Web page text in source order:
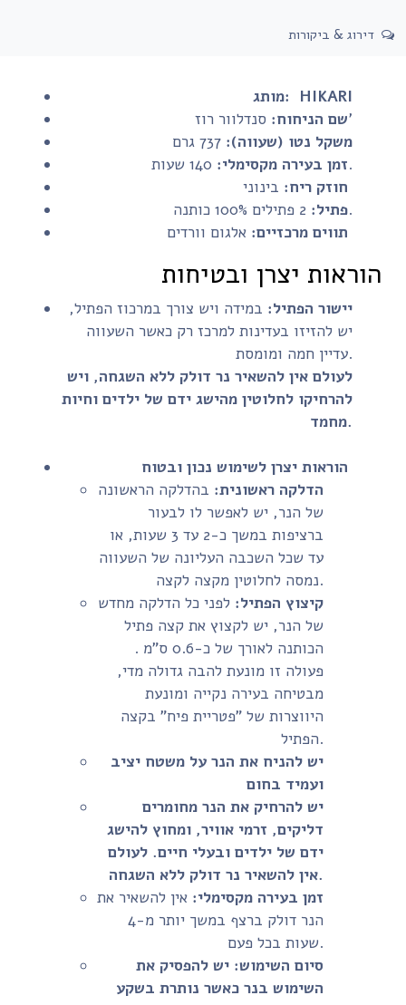
דירוג & ביקורות
מותג: HIKARI
שם הניחוח:
משקל נטו (שעווה):737 גרם
זמן בעירה מקסימלי:
חוזק ריח:
פתיל:
תווים מרכזיים:
הוראות יצרן ובטיחות
יישור הפתיל:במידה ויש צורך במרכוז הפתיל,
יש להזיזו בעדינות למרכז רק כאשר השעווה
לעולם אין להשאיר נר דולק ללא השגחה, ויש
להרחיקו לחלוטין מהישג ידם של ילדים וחיות
הוראות יצרן לשימוש נכון ובטוח
הדלקה ראשונית:בהדלקה הראשונה
של הנר, יש לאפשר לו לבעור
ברציפות במשך כ-2 עד 3 שעות, או
עד שכל השכבה העליונה של השעווה
קיצוץ הפתיל:לפני כל הדלקה מחדש
של הנר, יש לקצוץ את קצה פתיל
הכותנה לאורך של כ-0.6 ס"מ .
פעולה זו מונעת להבה גדולה מדי,
מבטיחה בעירה נקייה ומונעת
היווצרות של "פטריית פיח" בקצה
יש להניח את הנר על משטח יציב
ועמיד בחום
יש להרחיק את הנר מחומרים
דליקים, זרמי אוויר, ומחוץ להישג
ידם של ילדים ובעלי חיים. לעולם
זמן בעירה מקסימלי:אין להשאיר את
הנר דולק ברצף במשך יותר מ-4
סיום השימוש: יש להפסיק את
השימוש בנר כאשר נותרת בשקע